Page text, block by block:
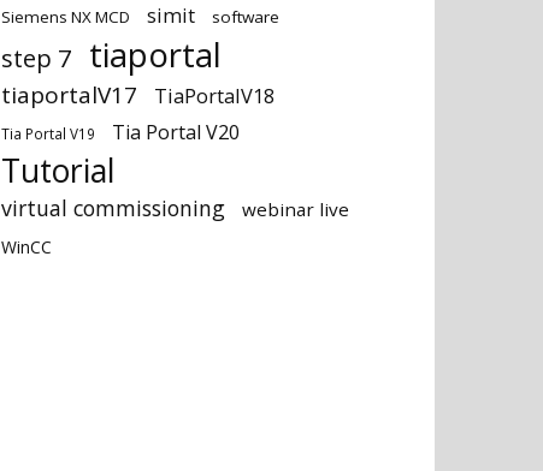
Siemens NX MCD simit software
step 7 tiaportal
tiaportalV17 TiaPortalV18
Tia Portal V19 Tia Portal V20
Tutorial
virtual commissioning webinar live
WinCC